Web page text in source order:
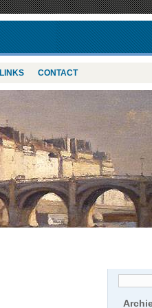
LINKS CONTACT